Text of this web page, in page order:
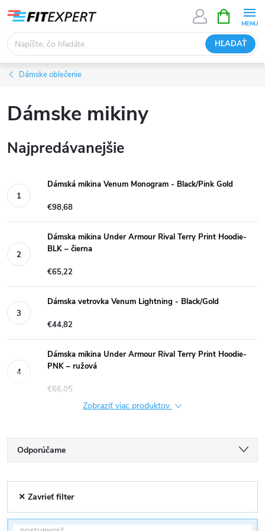
obsah
HĽADAŤ
KOŠÍK
Dámske oblečenie
Dámske mikiny
Najpredávanejšie
Dámská mikina Venum Monogram - Black/Pink Gold
€98,68
Dámska mikina Under Armour Rival Terry Print Hoodie-
BLK – čierna
€65,22
Dámska vetrovka Venum Lightning - Black/Gold
€44,82
Dámska mikina Under Armour Rival Terry Print Hoodie-
PNK – ružová
€66,05
Zobraziť viac produktov
R
a
d
Odporúčame
Najdrahšie
Najpredávanejšie
V
✕ Zavrieť filter